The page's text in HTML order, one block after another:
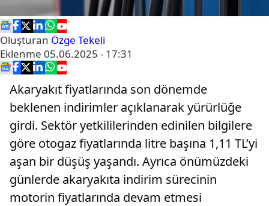
Oluşturan Özge Tekeli
Eklenme 05.06.2025 - 17:31
Akaryakıt fiyatlarında son dönemde
beklenen indirimler açıklanarak yürürlüğe
girdi. Sektör yetkililerinden edinilen bilgilere
göre otogaz fiyatlarında litre başına 1,11 TL’yi
aşan bir düşüş yaşandı. Ayrıca önümüzdeki
günlerde akaryakıta indirim sürecinin
motorin fiyatlarında devam etmesi